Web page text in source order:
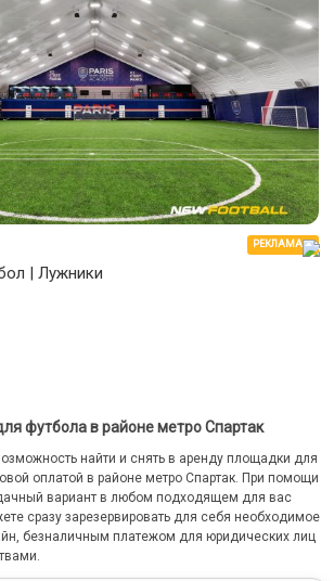
РЕКЛАМА
| Лужники
футбола в районе метро Спартак
найти и снять в аренду площадки для
оплатой в районе метро Спартак. При помощи
вариант в любом подходящем для вас
сразу зарезервировать для себя необходимое
безналичным платежом для юридических лиц